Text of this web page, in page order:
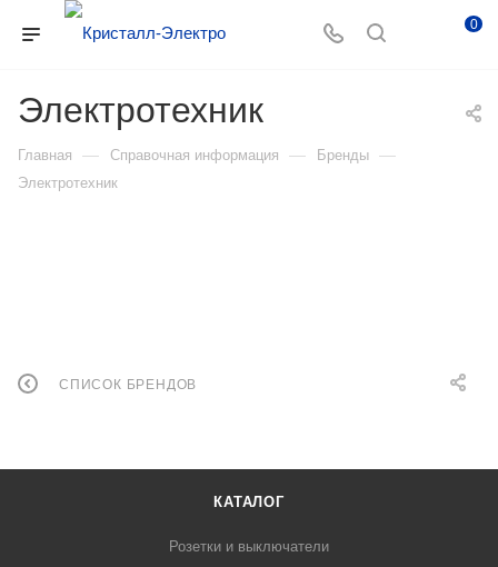
0
Электротехник
Главная — Справочная информация — Бренды —
Электротехник
СПИСОК БРЕНДОВ
КАТАЛОГ
Розетки и выключатели